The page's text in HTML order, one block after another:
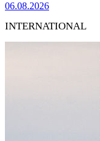
06.08.2026
INTERNATIONAL